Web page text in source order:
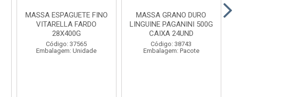
MASSA ESPAGUETE FINO
VITARELLA FARDO
28X400G
Código: 37565
Embalagem: Unidade
MASSA GRANO DURO
LINGUINE PAGANINI 500G
CAIXA 24UND
Código: 38743
Embalagem: Pacote